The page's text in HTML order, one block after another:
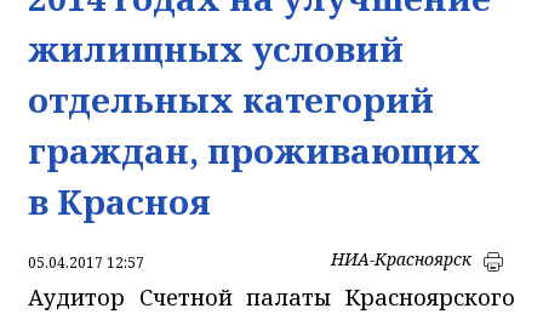
жилищных условий
отдельных категорий
граждан, проживающих
в Красноя
05.04.2017 12:57 НИА-Красноярск
Аудитор Счетной палаты Красноярского